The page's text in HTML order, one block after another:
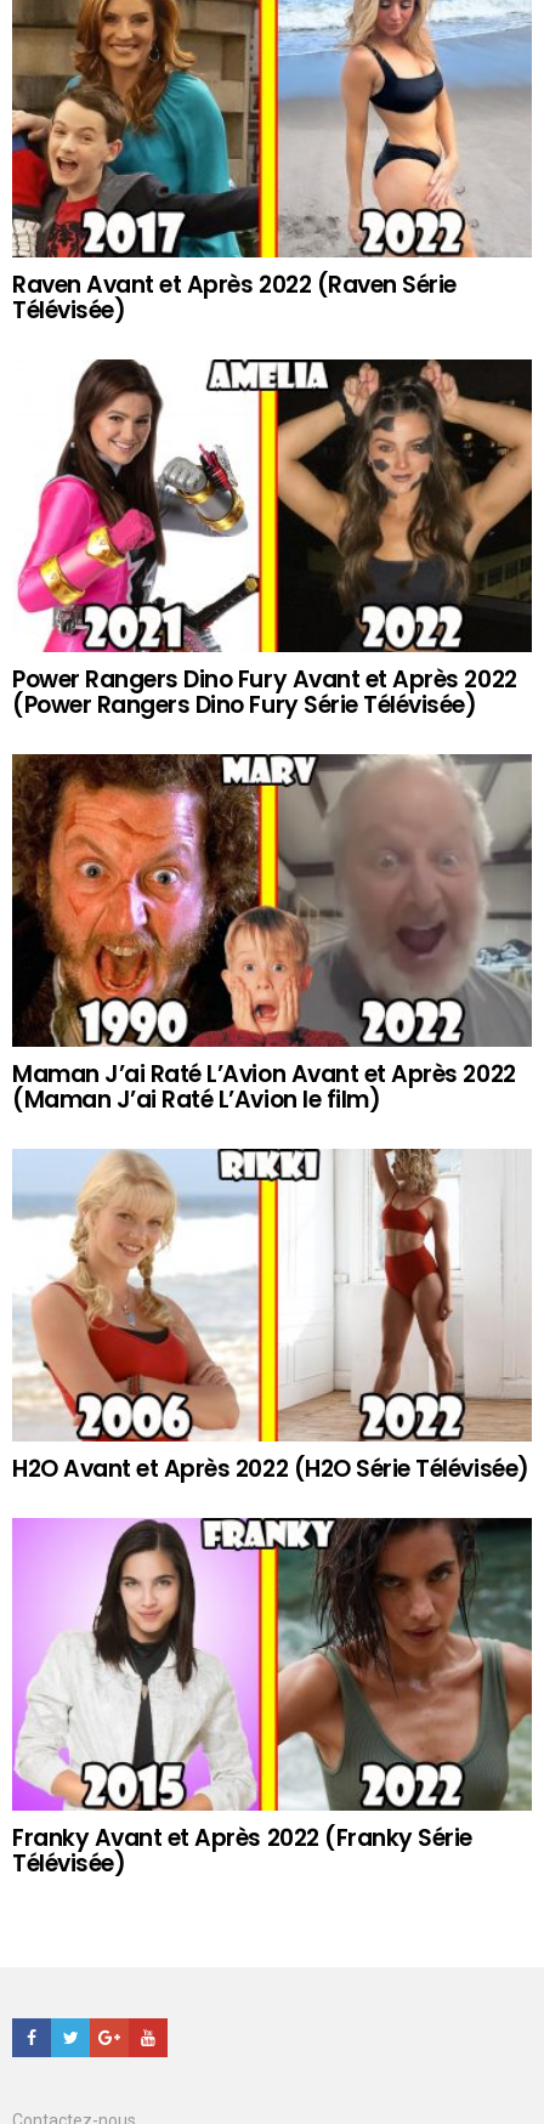
Raven Avant et Après 2022 (Raven Série
Télévisée)
Power Rangers Dino Fury Avant et Après 2022
(Power Rangers Dino Fury Série Télévisée)
Maman J’ai Raté L’Avion Avant et Après 2022
(Maman J’ai Raté L’Avion le film)
H2O Avant et Après 2022 (H2O Série Télévisée)
Franky Avant et Après 2022 (Franky Série
Télévisée)
Facebook
TwitterGoogle+Youtube